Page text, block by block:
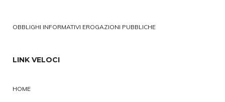
OBBLIGHI INFORMATIVI EROGAZIONI PUBBLICHE
LINK VELOCI
HOME